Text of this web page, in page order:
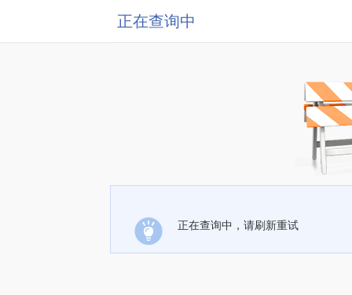
正在查询中
正在查询中，请刷新重试